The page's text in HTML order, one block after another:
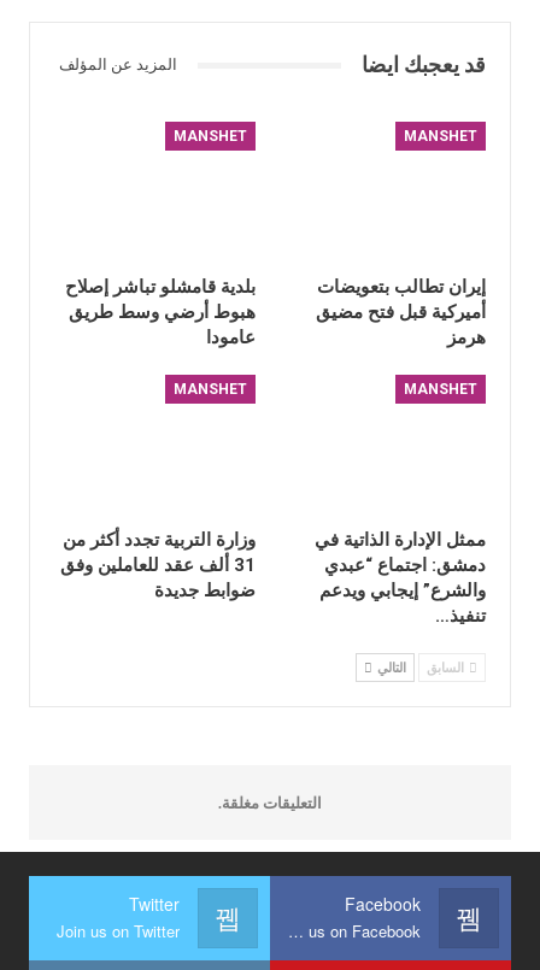
قد يعجبك ايضا المزيد عن المؤلف
MANSHET
إيران تطالب بتعويضات
أميركية قبل فتح مضيق
هرمز
MANSHET
بلدية قامشلو تباشر إصلاح
هبوط أرضي وسط طريق
عامودا
MANSHET
ممثل الإدارة الذاتية في
دمشق: اجتماع “عبدي
والشرع” إيجابي ويدعم
تنفيذ…
MANSHET
وزارة التربية تجدد أكثر من
31 ألف عقد للعاملين وفق
ضوابط جديدة
السابق التالي
التعليقات مغلقة.
Facebook
Join us on Facebook
Twitter
Join us on Twitter